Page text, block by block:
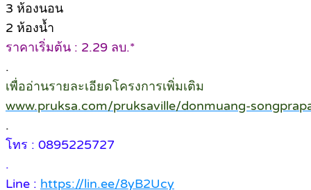
3 ห้องนอน
2 ห้องน้ำ
ราคาเริ่มต้น : 2.29 ลบ.*
.
เพื่ออ่านรายละเอียดโครงการเพิ่มเติม
www.pruksa.com/pruksaville/donmuang-
.
โทร : 0895225727
.
Line : https://lin.ee/8yB2Ucy